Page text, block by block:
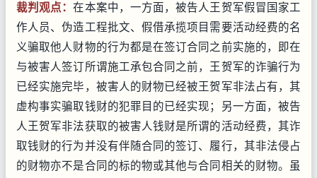
裁判观点：在本案中，一方面，被告人王贺军假冒国家工
作人员、伪造工程批文、假借承揽项目需要活动经费的名
义骗取他人财物的行为都是在签订合同之前实施的，即在
与被害人签订所谓施工承包合同之前，王贺军的诈骗行为
已经实施完毕，被害人的财物已经被王贺军非法占有，其
虚构事实骗取钱财的犯罪目的已经实现；另一方面，被告
人王贺军非法获取的被害人钱财是所谓的活动经费，其诈
取钱财的行为并没有伴随合同的签订、履行，其非法侵占
的财物亦不是合同的标的物或其他与合同相关的财物。虽